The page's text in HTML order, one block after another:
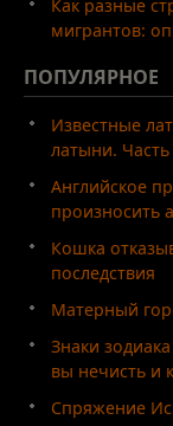
Как разные
мигрантов:
ПОПУЛЯРНОЕ
Известные
латыни. Часть
Английское
произносить
Кошка
последствия
Матерный
Знаки
вы нечисть и
Спряжение